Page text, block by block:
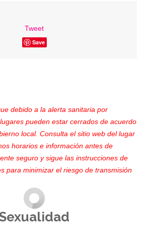
Tweet
Save
debido a la alerta sanitaria por
pueden estar cerrados de acuerdo
local. Consulta el sitio web del lugar
horarios e información antes de
seguro y sigue las instrucciones de
para minimizar el riesgo de transmisión